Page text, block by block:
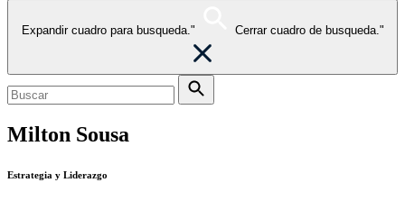
Expandir cuadro para busqueda." Cerrar cuadro de busqueda."
Milton Sousa
Estrategia y Liderazgo